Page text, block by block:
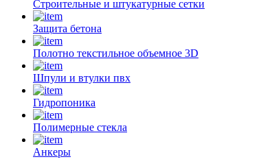
Строительные и штукатурные сетки
Защита бетона
Полотно текстильное объемное 3D
Шпули и втулки пвх
Гидропоника
Полимерные стекла
Анкеры